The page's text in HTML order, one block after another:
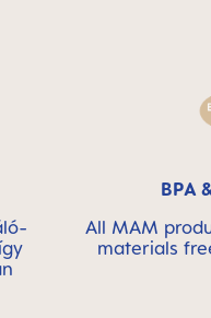
BPA
All MAM
materials